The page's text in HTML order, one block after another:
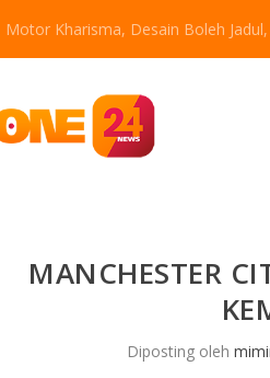
Motor Kharisma, Desain Boleh
MANCHESTER
Diposting oleh